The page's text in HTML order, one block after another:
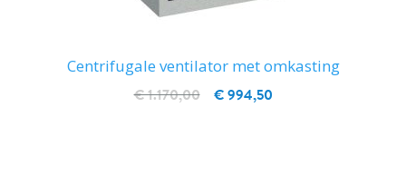
Centrifugale ventilator met omkasting
€ 994,50
€ 1.170,00